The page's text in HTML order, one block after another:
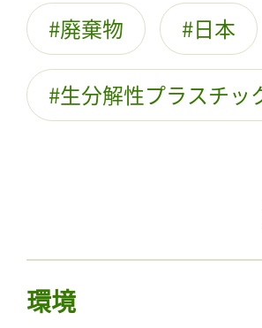
廃棄物 日本
生分解性プラスチッ
環境